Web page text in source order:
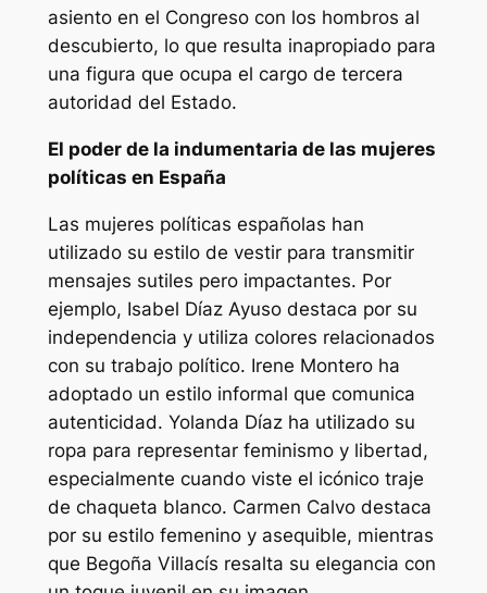
asiento en el Congreso con los hombros al
descubierto, lo que resulta inapropiado para
una figura que ocupa el cargo de tercera
autoridad del Estado.
El poder de la indumentaria de las mujeres
políticas en España
Las mujeres políticas españolas han
utilizado su estilo de vestir para transmitir
mensajes sutiles pero impactantes. Por
ejemplo, Isabel Díaz Ayuso destaca por su
independencia y utiliza colores relacionados
con su trabajo político. Irene Montero ha
adoptado un estilo informal que comunica
autenticidad. Yolanda Díaz ha utilizado su
ropa para representar feminismo y libertad,
especialmente cuando viste el icónico traje
de chaqueta blanco. Carmen Calvo destaca
por su estilo femenino y asequible, mientras
que Begoña Villacís resalta su elegancia con